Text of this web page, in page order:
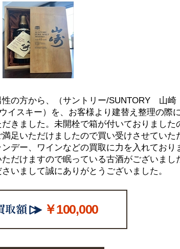
性の方から、（サントリー/SUNTORY 山
スキー）を、お客様より建替え整理の際
きました。未開栓で箱が付いておりました
足いただけましたので買い受けさせていた
デー、ワインなどの買取に力を入れており
だけますので眠っている古酒がございまし
いまして誠にありがとうございました。
￥100,000